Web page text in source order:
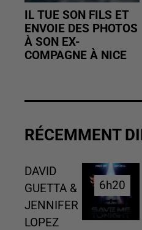
IL TUE SON FILS ET
ENVOIE DES PHOTOS
À SON EX-
COMPAGNE À NICE
RÉCEMMENT
DAVID
GUETTA &
JENNIFER
LOPEZ
6h20
6h20